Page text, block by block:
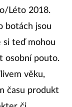
Léto 2018.
botách jsou
si teď mohou
osobní pouto.
věku,
času produkt